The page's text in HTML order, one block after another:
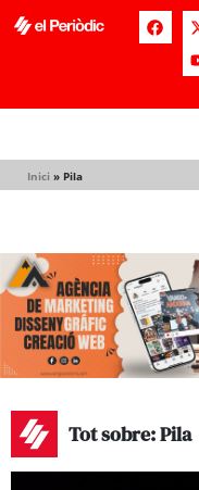
Inici » Pila
Tot sobre: Pila